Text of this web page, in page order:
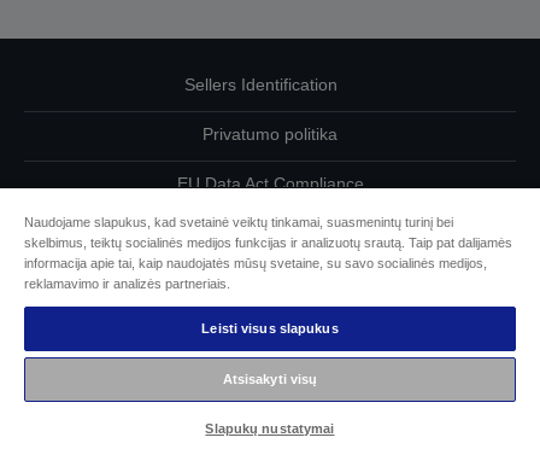
Sellers Identification
Privatumo politika
EU Data Act Compliance
Susisiekite su mumis dėl savo duomenų
Cookie Information
„Epson“ įsipareigojimas dėl prieinamumo
© „Seiko Epson“, 2026 m.
Naudojame slapukus, kad svetainė veiktų tinkamai, suasmenintų turinį bei
skelbimus, teiktų socialinės medijos funkcijas ir analizuotų srautą. Taip pat dalijamės
informacija apie tai, kaip naudojatės mūsų svetaine, su savo socialinės medijos,
reklamavimo ir analizės partneriais.
Leisti visus slapukus
Atsisakyti visų
Slapukų nustatymai